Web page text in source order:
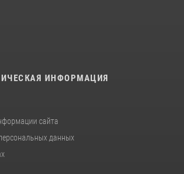
ИНФОРМАЦИЯ
сайта
данных